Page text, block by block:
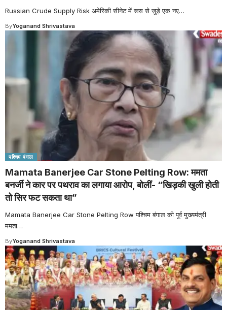
Russian Crude Supply Risk अमेरिकी सीनेट में रूस से जुड़े एक नए…
ByYoganand Shrivastava
पश्चिम बंगाल
Mamata Banerjee Car Stone Pelting Row: ममता
बनर्जी ने कार पर पथराव का लगाया आरोप, बोलीं- “खिड़की खुली होती
तो सिर फट सकता था”
Mamata Banerjee Car Stone Pelting Row पश्चिम बंगाल की पूर्व मुख्यमंत्री
ममता…
ByYoganand Shrivastava